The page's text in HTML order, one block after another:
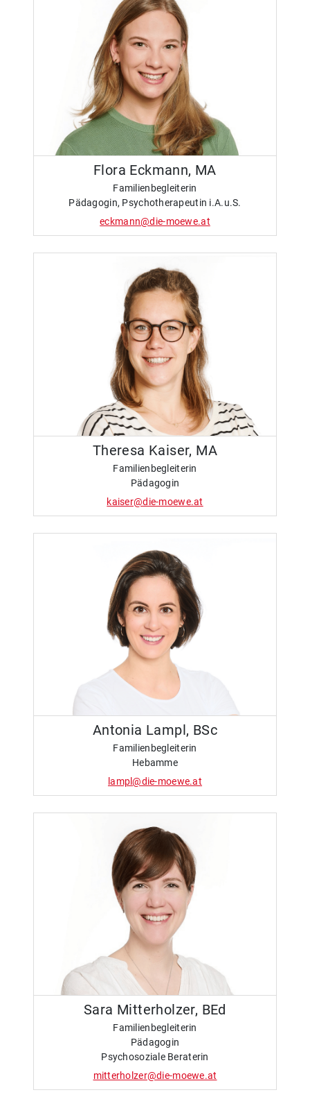
Flora Eckmann, MA
Familienbegleiterin
Pädagogin, Psychotherapeutin i.A.u.S.
eckmann@die-moewe.at
Theresa Kaiser, MA
Familienbegleiterin
Pädagogin
kaiser@die-moewe.at
Antonia Lampl, BSc
Familienbegleiterin
Hebamme
lampl@die-moewe.at
Sara Mitterholzer, BEd
Familienbegleiterin
Pädagogin
Psychosoziale Beraterin
mitterholzer@die-moewe.at